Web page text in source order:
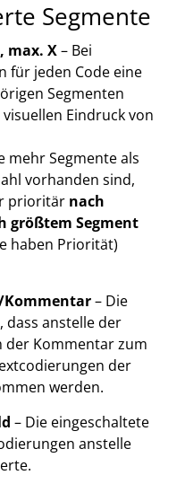
Segmente
max. X– Bei
für jeden Code eine
Segmenten
Eindruck von
mehr Segmente als
vorhanden sind,
prioritär nach
größtem Segment
haben Priorität)
Kommentar– Die
dass anstelle der
der Kommentar zum
der
werden.
– Die eingeschaltete
anstelle